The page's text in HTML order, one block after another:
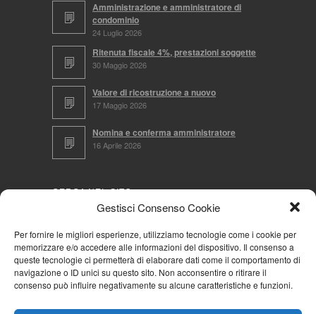
Gestisci Consenso Cookie
Per fornire le migliori esperienze, utilizziamo tecnologie come i cookie per
memorizzare e/o accedere alle informazioni del dispositivo. Il consenso a
queste tecnologie ci permetterà di elaborare dati come il comportamento di
navigazione o ID unici su questo sito. Non acconsentire o ritirare il
consenso può influire negativamente su alcune caratteristiche e funzioni.
Amministrazione e amministratore di
condominio
24 Luglio 2026
Ritenuta fiscale 4%, prestazioni soggette
30 Maggio 2026
Valore di ricostruzione a nuovo
17 Maggio 2026
Nomina e conferma amministratore
16 Aprile 2026
CERCA NEL SITO
NAVIGA PER
Mappa completa